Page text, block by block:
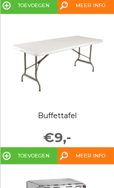
TOEVOEGEN MEER INFO
Buffettafel
€9,-
TOEVOEGEN MEER INFO